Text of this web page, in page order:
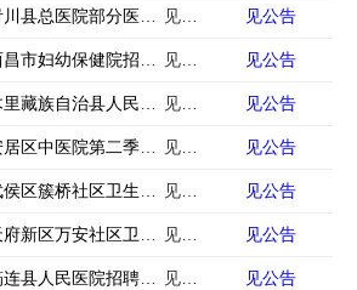
2026广元市青川县总医院部分医疗卫生机构招聘编外专业技术人员10人 见公告 见公告
2026凉山州西昌市妇幼保健院招聘6人 见公告 见公告
2026凉山州木里藏族自治县人民医院招聘编外中医学类专业技术人员3人 见公告 见公告
2026遂宁市安居区中医院第二季度非在编专业技术人员招聘3人 见公告 见公告
2026成都市武侯区簇桥社区卫生服务中心招聘西医康复医师1人 见公告 见公告
2026成都市天府新区万安社区卫生服务中心第一批次招聘3人 见公告 见公告
2026宜宾市筠连县人民医院招聘10人 见公告 见公告